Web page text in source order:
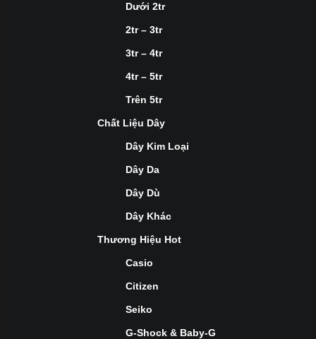
Dưới 2tr
2tr – 3tr
3tr – 4tr
4tr – 5tr
Trên 5tr
Chất Liệu Dây
Dây Kim Loại
Dây Da
Dây Dù
Dây Khác
Thương Hiệu Hot
Casio
Citizen
Seiko
G-Shock & Baby-G